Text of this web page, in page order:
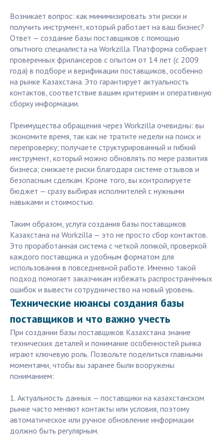
Возникает вопрос: как минимизировать эти риски и
получить инструмент, который работает на ваш бизнес?
Ответ — создание базы поставщиков с помощью
опытного специалиста на Workzilla. Платформа собирает
проверенных фрилансеров с опытом от 14 лет (с 2009
года) в подборе и верификации поставщиков, особенно
на рынке Казахстана. Это гарантирует актуальность
контактов, соответствие вашим критериям и оперативную
сборку информации.
Преимущества обращения через Workzilla очевидны: вы
экономите время, так как не тратите недели на поиск и
перепроверку; получаете структурированный и гибкий
инструмент, который можно обновлять по мере развития
бизнеса; снижаете риски благодаря системе отзывов и
безопасным сделкам. Кроме того, вы контролируете
бюджет — сразу выбирая исполнителей с нужными
навыками и стоимостью.
Таким образом, услуга создания базы поставщиков
Казахстана на Workzilla — это не просто сбор контактов.
Это проработанная система с четкой логикой, проверкой
каждого поставщика и удобным форматом для
использования в повседневной работе. Именно такой
подход помогает заказчикам избежать распространённых
ошибок и вывести сотрудничество на новый уровень.
Технические нюансы создания базы
поставщиков и что важно учесть
При создании базы поставщиков Казахстана знание
технических деталей и понимание особенностей рынка
играют ключевую роль. Позвольте поделиться главными
моментами, чтобы вы заранее были вооружены
пониманием:
1. Актуальность данных — поставщики на казахстанском
рынке часто меняют контакты или условия, поэтому
автоматическое или ручное обновление информации
должно быть регулярным.